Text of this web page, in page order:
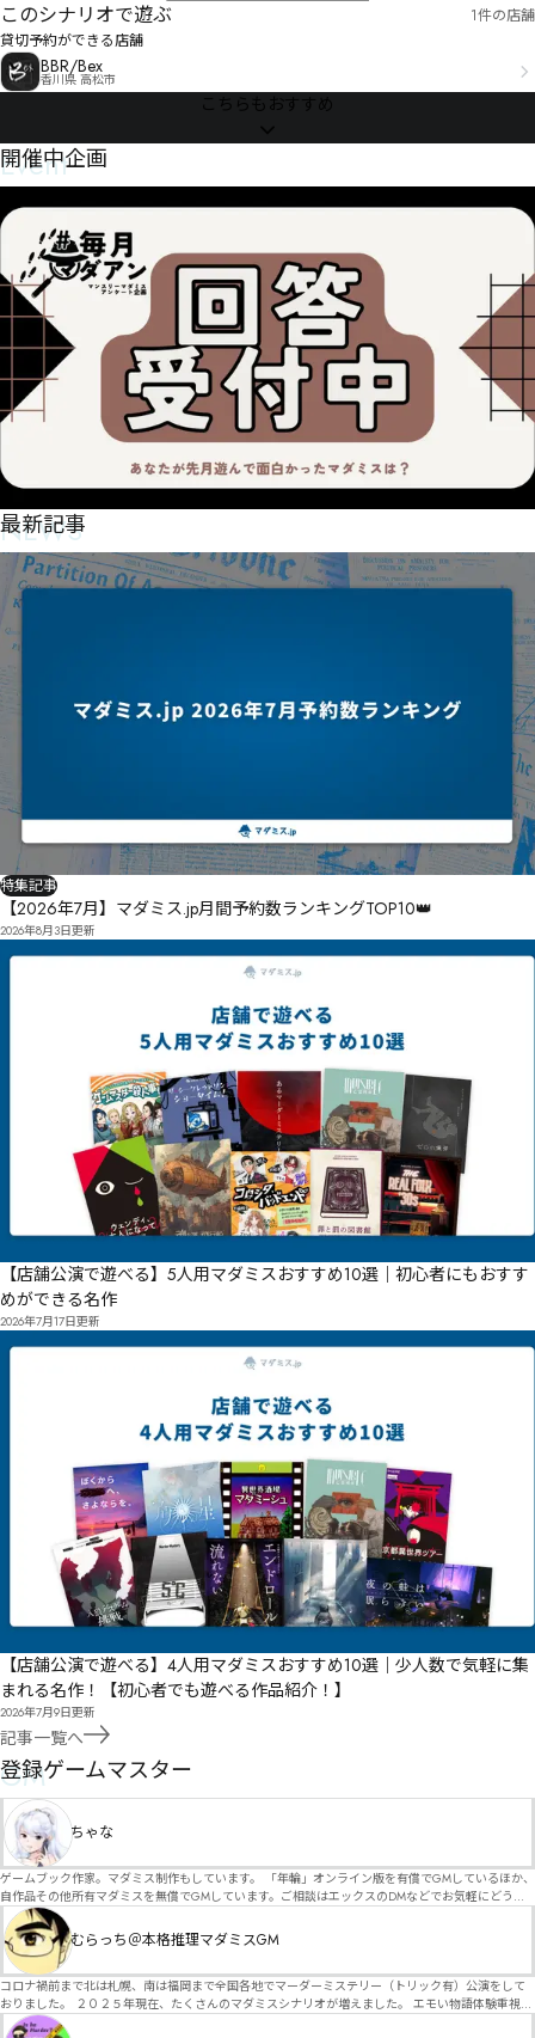
このシナリオで遊ぶ
1件の店舗
貸切予約ができる店舗
BBR/Bex
香川県 高松市
こちらもおすすめ
Event
開催中企画
NEWS
最新記事
特集記事
【2026年7月】マダミス.jp月間予約数ランキングTOP10👑
2026年8月3日更新
【店舗公演で遊べる】5人用マダミスおすすめ10選｜初心者にもおすす
めができる名作
2026年7月17日更新
【店舗公演で遊べる】4人用マダミスおすすめ10選｜少人数で気軽に集
まれる名作！【初心者でも遊べる作品紹介！】
2026年7月9日更新
記事一覧へ
GM
登録ゲームマスター
ちゃな
ゲームブック作家。マダミス制作もしています。 「年輪」オンライン版を有償でGMしているほか、
自作品その他所有マダミスを無償でGMしています。ご相談はエックスのDMなどでお気軽にどう
ぞ。
むらっち＠本格推理マダミスGM
コロナ禍前まで北は札幌、南は福岡まで全国各地でマーダーミステリー（トリック有）公演をして
おりました。 ２０２５年現在、たくさんのマダミスシナリオが増えました。 エモい物語体験重視の
シナリオがマダミス・マーダーミステリーというジャンル名でたくさんあるため、そのようなシナ